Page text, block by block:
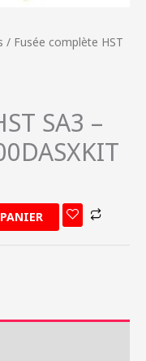
/ Fusée complète HST
SA3 –